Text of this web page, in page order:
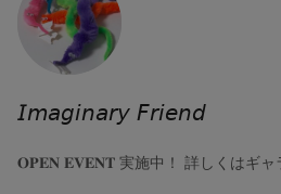
𝘐𝘮𝘢𝘨𝘪𝘯𝘢𝘳𝘺 𝘍𝘳𝘪𝘦𝘯𝘥
𝐎𝐏𝐄𝐍 𝐄𝐕𝐄𝐍𝐓 実施中！ 詳しくはギャ